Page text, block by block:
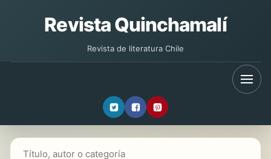
Revista Quinchamalí
Revista de literatura Chile